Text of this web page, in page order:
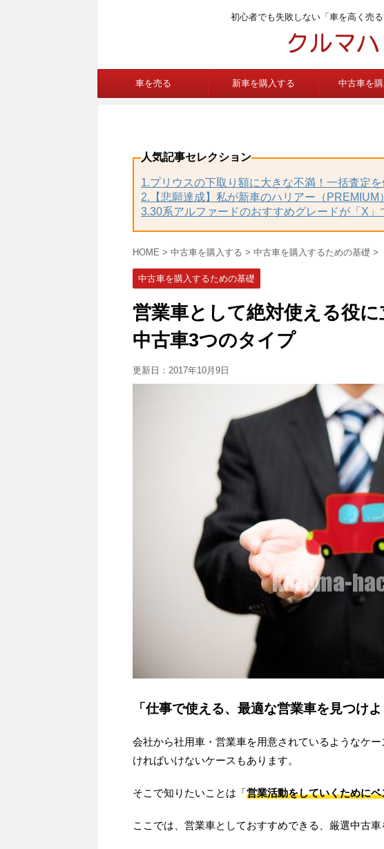
初心者でも失敗しない「車を高く売
車を売る 新車を購入する 中古車を
人気記事セレクション
1.プリウスの下取り額に大きな不満！一括査定
2.【悲願達成】私が新車のハリアー（
3.30系アルファードのおすすめグレードが「X」
HOME > 中古車を購入する > 中古車を購入するための基礎 >
中古車を購入するための基礎
営業車として絶対使える役
中古車3つのタイプ
更新日： 2017年10月9日
「仕事で使える、最適な営業車を見つけよ
会社から社用車・営業車を用意されているようなケ
ければいけないケースもあります。
そこで知りたいことは「営業活動をしていくために
ここでは、営業車としておすすめできる、厳選中古